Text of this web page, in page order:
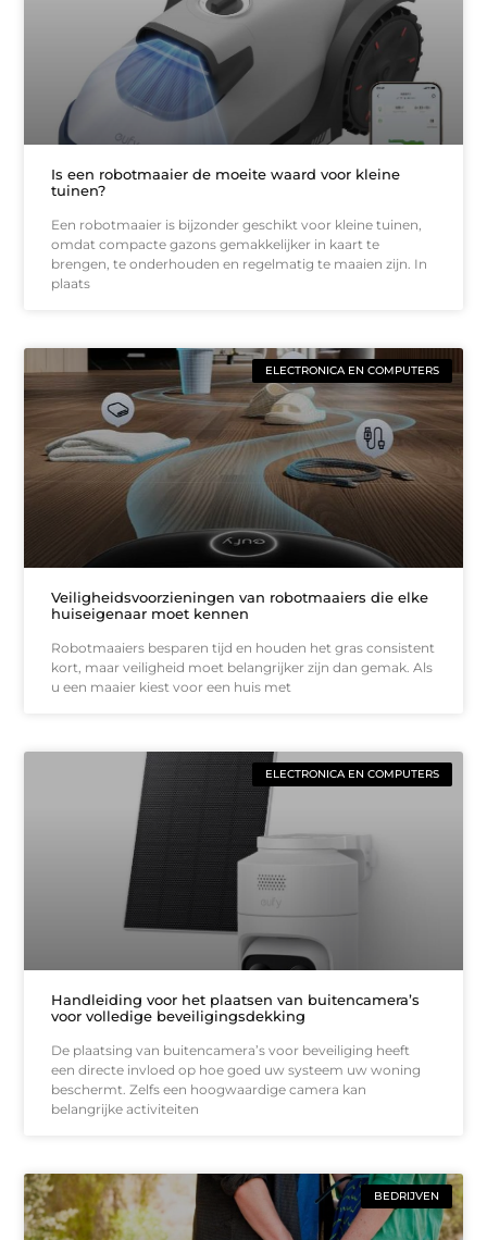
Is een robotmaaier de moeite waard voor kleine
tuinen?
Een robotmaaier is bijzonder geschikt voor kleine tuinen,
omdat compacte gazons gemakkelijker in kaart te
brengen, te onderhouden en regelmatig te maaien zijn. In
plaats
ELECTRONICA EN COMPUTERS
Veiligheidsvoorzieningen van robotmaaiers die elke
huiseigenaar moet kennen
Robotmaaiers besparen tijd en houden het gras consistent
kort, maar veiligheid moet belangrijker zijn dan gemak. Als
u een maaier kiest voor een huis met
ELECTRONICA EN COMPUTERS
Handleiding voor het plaatsen van buitencamera’s
voor volledige beveiligingsdekking
De plaatsing van buitencamera’s voor beveiliging heeft
een directe invloed op hoe goed uw systeem uw woning
beschermt. Zelfs een hoogwaardige camera kan
belangrijke activiteiten
BEDRIJVEN